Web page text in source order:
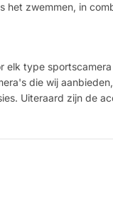
het zwemmen, in
elk type
die wij
Uiteraard zijn de